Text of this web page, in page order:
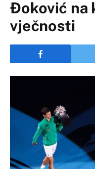
Đoković na
vječnosti